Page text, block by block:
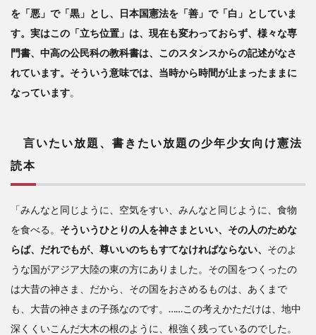
を「悪」で「黒」とし、日本国憲法を「善」で「白」としていま
す。実はこの「立ち位置」は、現在も変わっておらず、様々な専
門書、中高の公民科の教科書は、このスタンスからの記述がなさ
れています。そういう意味では、当時から時間が止まったままに
なっています。
言いたい放題、書きたい放題の少年少女向け憲法
読本
「みんなと同じように、空気をすい、みんなと同じように、食物
を食べる。 そういうひとりの人を神さまといい、その人のためな
らば、だれでもが、尊いいのちもすてなければならない、 そのよ
うな国がアジア大陸の東の方にありました。その国をつくったの
は大昔の神さま、だから、その国をおさめるものは、あくまで
も、大昔の神さまの子孫なのです。……この考えかただけは、地中
深くくいこんだ大木の根のように、根強く残っているのでした。